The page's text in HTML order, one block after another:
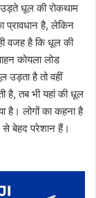
धूल की रोकथाम
प्रावधान है, लेकिन
वजह है कि धूल की
कोयला लोड
है तो वहीं
है, तब भी यहां की धूल
है। लोगों का कहना है
से बेहद परेशान हैं।